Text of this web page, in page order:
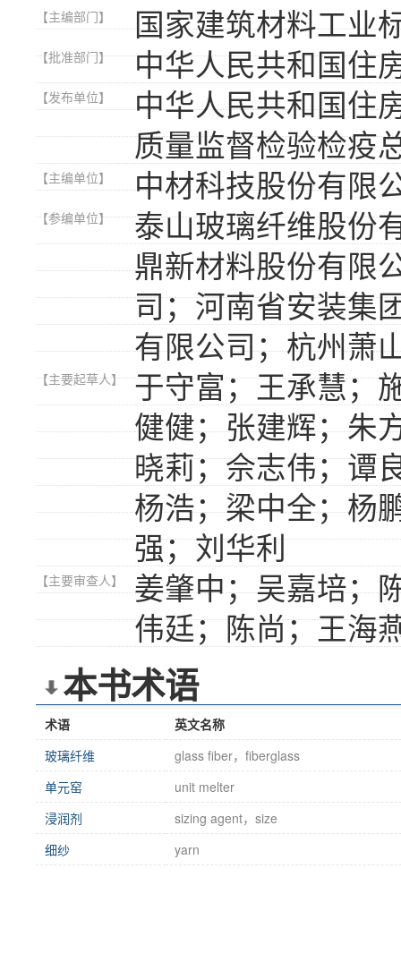
【主编部门】 国家建筑材料工业
【批准部门】 中华人民共和国住
【发布单位】
中华人民共和国住
质量监督检验检疫
【主编单位】 中材科技股份有限
【参编单位】
泰山玻璃纤维股份
鼎新材料股份有限
司；河南省安装集
有限公司；杭州萧
【主要起草人】
于守富；王承慧；
健健；张建辉；朱
晓莉；佘志伟；谭
杨浩；梁中全；杨
强；刘华利
【主要审查人】
姜肇中；吴嘉培；
伟廷；陈尚；王海
本书术语
术语
英文名称
玻璃纤维
glass fiber，fiberglass
单元窑
unit melter
浸润剂
sizing agent，size
细纱
yarn